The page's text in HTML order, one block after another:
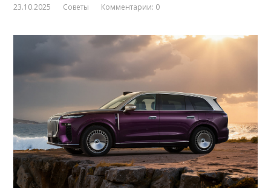
23.10.2025 Советы Комментарии: 0